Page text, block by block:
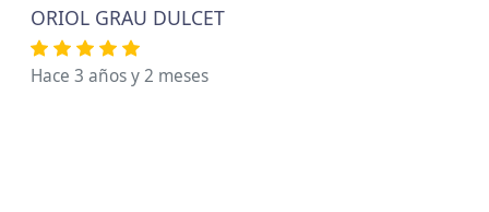
ORIOL GRAU DULCET
Hace 3 años y 2 meses